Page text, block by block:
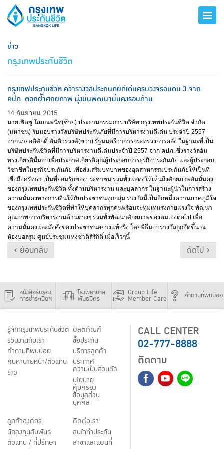
ข่าว
กรุงเทพประกันชีวิต
กรุงเทพประกันชีวิต คว้ารางวัลประกันภัยดีเด่นครบวงจรอันดับ 3 จาก
คปภ. ตอกย้ำศักยภาพ มุ่งมั่นพัฒนามั่นคงรอบด้าน
14 กันยายน 2015
นายเชิดชู โสภณพนิช(ซ้าย) ประธานกรรมการ บริษัท กรุงเทพประกันชีวิต จำกัด
(มหาชน) รับมอบรางวัลบริษัทประกันภัยที่มีการบริหารงานดีเด่น ประจำปี 2557
จากนายอดิศักดิ์ ตันติวรวงศ์(ขวา) รัฐมนตรีว่าการกระทรวงการคลัง ในฐานะที่เป็น
บริษัทประกันชีวิตที่มีการบริหารงานดีเด่นประจำปี 2557 จาก คปภ. ซึ่งรางวัลอัน
ทรงเกียรตินี้มอบเพื่อประกาศเกียรติคุณผู้ประกอบการธุรกิจประกันภัย และผู้ประกอบ
วิชาชีพในธุรกิจประกันภัย เพื่อส่งเสริมบทบาทของอุตสาหกรรมประกันภัยให้เป็นที่
เชื่อถือศรัทธา เป็นที่ยอมรับของประชาชน รวมทั้งแสดงให้เห็นถึงศักยภาพอันมั่นคง
ของกรุงเทพประกันชีวิต ทั้งด้านบริหารงาน และบุคลากร ในฐานะผู้นำในการสร้าง
ความมั่นคงทางการเงินให้กับประชาชนทุกกลุ่ม รางวัลนี้เป็นอีกหนึ่งความภาคภูมิใจ
ของกรุงเทพประกันชีวิตที่ทำให้บุคลากรทุกคนพร้อมจะทุ่มเทแรงกายแรงใจ พัฒนา
คุณภาพการบริหารงานด้านต่างๆ รวมทั้งพัฒนาศักยภาพของตนเองต่อไป เพื่อ
ความมั่นคงและมั่งคั่งของประชาชนอย่างแท้จริง โดยพิธีมอบรางวัลถูกจัดขึ้น ณ
ห้องบอลรูม ศูนย์ประชุมแห่งชาติสิริกิติ์ เมื่อเร็วๆนี้
‹ ย้อนกลับ ถัดไป ›
หนังสือรับรอง
การชำระเบี้ยฯ
โรงพยาบาล
พันธมิตร
Group Life
Member Care คำถามที่พบบ่อย
รู้จักกรุงเทพประกันชีวิต
ร่วมงานกับเรา
คำถามที่พบบ่อย
ค้นหานายหน้า/ตัวแทน
ข่าว
ผลิตภัณฑ์
ชื้อประกัน
บริการลูกค้า
ประกาศ
ความเป็นส่วนตัว
นโยบาย
คุ้มครอง
ข้อมูลส่วน
บุคคล
ลูกค้าองค์กร
นักลงทุนสัมพันธ์
ตัวแทน / ที่ปรึกษา
ติดต่อเรา
สนใจทำประกัน
สาขาและแผนที่
CALL CENTER
02-777-8888
ติดตาม